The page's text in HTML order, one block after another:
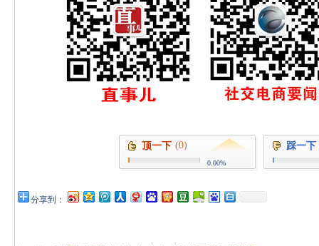
顶一下 (0)
0.00%
踩一下
分享到：